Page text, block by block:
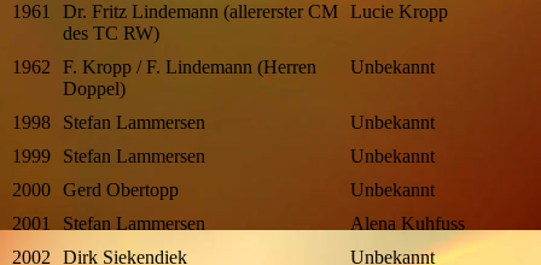
1961
Dr. Fritz Lindemann (allererster CM
des TC RW)
Lucie Kropp
1962
F. Kropp / F. Lindemann (Herren
Doppel)
Unbekannt
1998 Stefan Lammersen
Unbekannt
1999
Stefan Lammersen
Unbekannt
2000 Gerd Obertopp
Unbekannt
2001
Stefan Lammersen
Alena Kuhfuss
2002
Dirk Siekendiek
Unbekannt